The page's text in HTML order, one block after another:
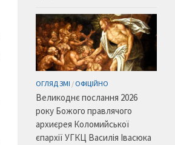
ОГЛЯД ЗМІ / ОФІЦІЙНО
Великоднє послання 2026
року Божого правлячого
архиєрея Коломийської
єпархії УГКЦ Василія Івасюка